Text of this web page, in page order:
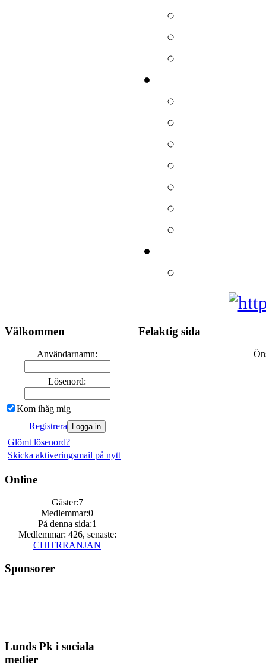
Välkommen
Användarnamn:
Lösenord:
Kom ihåg mig
Registrera
Glömt lösenord?
Skicka aktiveringsmail på nytt
Online
Gäster:7
Medlemmar:0
På denna sida:1
Medlemmar: 426, senaste:
CHITRRANJAN
Sponsorer
Lunds Pk i sociala
medier
Felaktig sida